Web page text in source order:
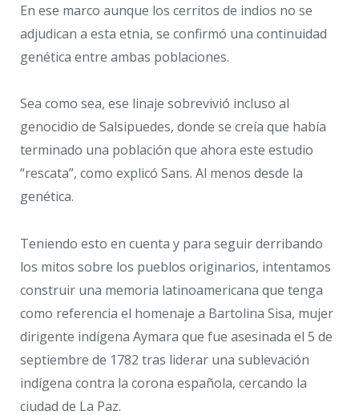
En ese marco aunque los cerritos de indios no se
adjudican a esta etnia, se confirmó una continuidad
genética entre ambas poblaciones.
Sea como sea, ese linaje sobrevivió incluso al
genocidio de Salsipuedes, donde se creía que había
terminado una población que ahora este estudio
“rescata”, como explicó Sans. Al menos desde la
genética.
Teniendo esto en cuenta y para seguir derribando
los mitos sobre los pueblos originarios, intentamos
construir una memoria latinoamericana que tenga
como referencia el homenaje a Bartolina Sisa, mujer
dirigente indígena Aymara que fue asesinada el 5 de
septiembre de 1782 tras liderar una sublevación
indígena contra la corona española, cercando la
ciudad de La Paz.